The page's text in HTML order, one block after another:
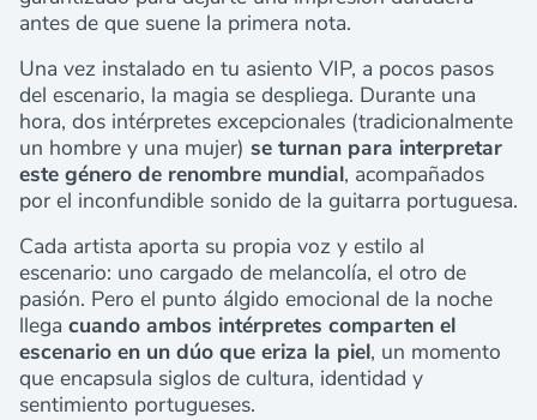
antes de que suene la primera nota.
Una vez instalado en tu asiento VIP, a pocos pasos
del escenario, la magia se despliega. Durante una
hora, dos intérpretes excepcionales (tradicionalmente
un hombre y una mujer) se turnan para interpretar
este género de renombre mundial, acompañados
por el inconfundible sonido de la guitarra portuguesa.
Cada artista aporta su propia voz y estilo al
escenario: uno cargado de melancolía, el otro de
pasión. Pero el punto álgido emocional de la noche
llega cuando ambos intérpretes comparten el
escenario en un dúo que eriza la piel, un momento
que encapsula siglos de cultura, identidad y
sentimiento portugueses.